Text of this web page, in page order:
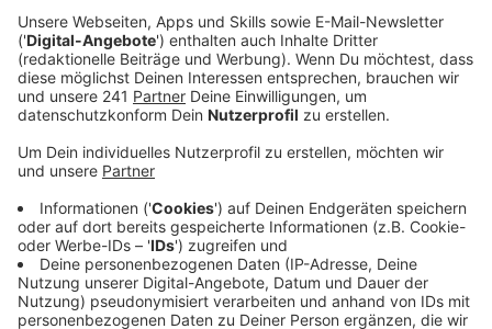
vergangenen zehn Jahren mehr als verdoppelt. Die
Statistik spiegelt auch die weltpolitische
Entwicklung der letzten Jahre wider.
Veröffentlicht:Donnerstag, 30.10.2025 07:06
Anzeige
Auf der einen Seite werden insgesamt immer mehr
ausländische Schüler bei uns unterrichtet, aber die
Herkunftsländer haben sich in den vergangenen Jahren
deutlich verändert. In den letzten beiden Schuljahren